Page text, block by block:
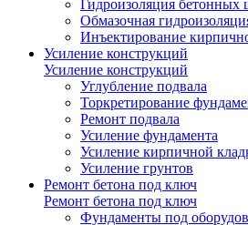
Гидроизоляция бетонных
Обмазочная
Инъектирование
Усиление конструкций
Усиление конструкций
Углубление подвала
Торкретирование
Ремонт подвала
Усиление фундамента
Усиление кирпичной
Усиление грунтов
Ремонт бетона под ключ
Ремонт бетона под ключ
Фундаменты под